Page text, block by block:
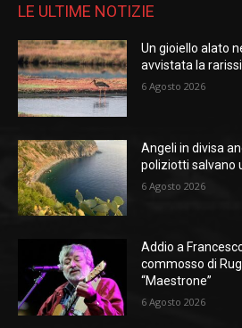
LE ULTIME NOTIZIE
Un gioiello alato
avvistata la
6 Agosto 2026
Angeli in divisa
poliziotti salvano
6 Agosto 2026
Addio a
commosso di
“Maestrone”
6 Agosto 2026